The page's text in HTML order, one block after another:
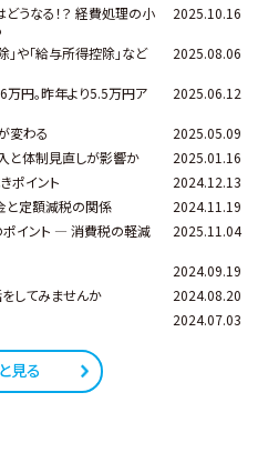
うなる！？ 経費処理の小
2025.10.16
や「給与所得控除」など
2025.08.06
円。昨年より5.5万円ア
2025.06.12
変わる
2025.05.09
と体制見直しが影響か
2025.01.16
ポイント
2024.12.13
と定額減税の関係
2024.11.19
ポイント ― 消費税の軽減
2025.11.04
2024.09.19
をしてみませんか
2024.08.20
2024.07.03
見る